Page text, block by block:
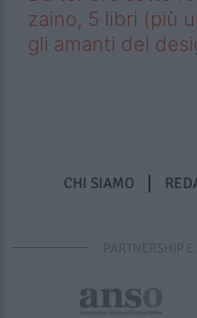
zaino, 5 libri (più
gli amanti del
CHI SIAMO
PARTNERSHIP